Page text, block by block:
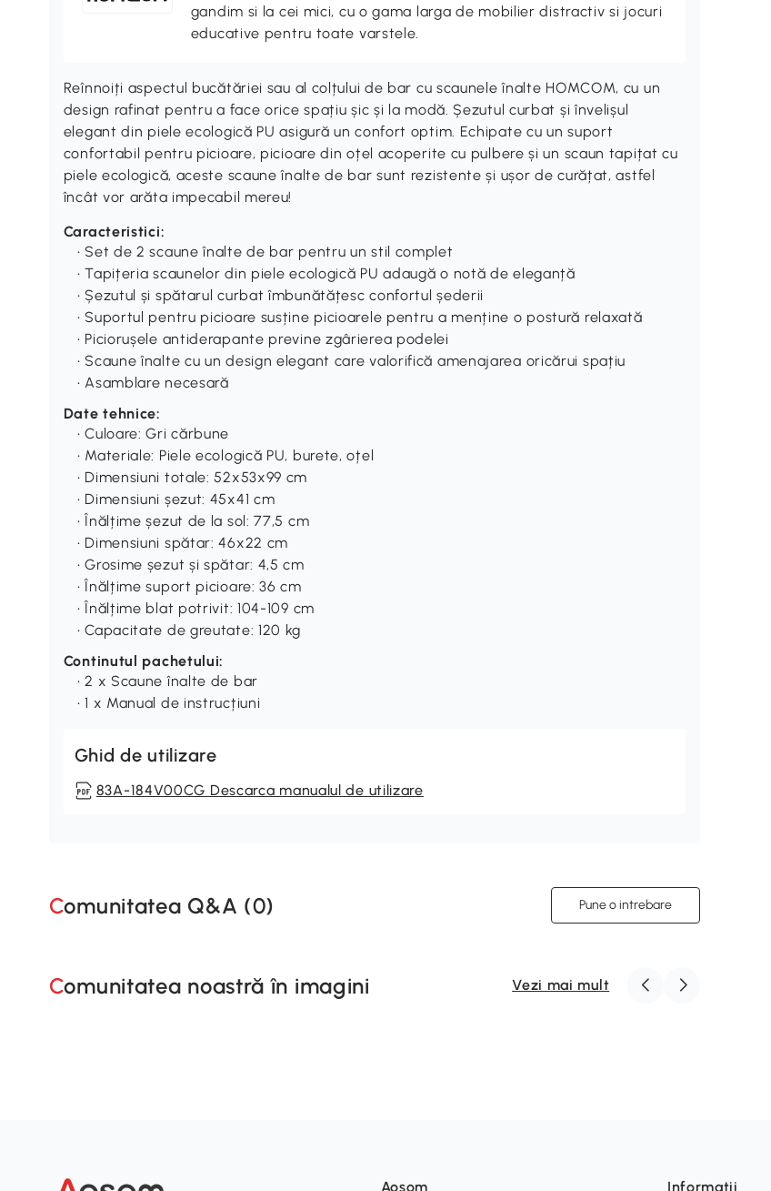
gandim si la cei mici, cu o gama larga de mobilier distractiv si jocuri
educative pentru toate varstele.
Reînnoiți aspectul bucătăriei sau al colțului de bar cu scaunele înalte HOMCOM, cu un
design rafinat pentru a face orice spațiu șic și la modă. Șezutul curbat și învelișul
elegant din piele ecologică PU asigură un confort optim. Echipate cu un suport
confortabil pentru picioare, picioare din oțel acoperite cu pulbere și un scaun tapițat cu
piele ecologică, aceste scaune înalte de bar sunt rezistente și ușor de curățat, astfel
încât vor arăta impecabil mereu!
Caracteristici:
• Set de 2 scaune înalte de bar pentru un stil complet
• Tapițeria scaunelor din piele ecologică PU adaugă o notă de eleganță
• Șezutul și spătarul curbat îmbunătățesc confortul șederii
• Suportul pentru picioare susține picioarele pentru a menține o postură relaxată
• Piciorușele antiderapante previne zgârierea podelei
• Scaune înalte cu un design elegant care valorifică amenajarea oricărui spațiu
• Asamblare necesară
Date tehnice:
• Culoare: Gri cărbune
• Materiale: Piele ecologică PU, burete, oțel
• Dimensiuni totale: 52x53x99 cm
• Dimensiuni șezut: 45x41 cm
• Înălțime șezut de la sol: 77,5 cm
• Dimensiuni spătar: 46x22 cm
• Grosime șezut și spătar: 4,5 cm
• Înălțime suport picioare: 36 cm
• Înălțime blat potrivit: 104-109 cm
• Capacitate de greutate: 120 kg
Continutul pachetului:
• 2 x Scaune înalte de bar
• 1 x Manual de instrucțiuni
Ghid de utilizare
83A-184V00CG Descarca manualul de utilizare
Comunitatea Q&A (0) Pune o intrebare
Comunitatea noastră în imagini Vezi mai mult
Aosom Informatii